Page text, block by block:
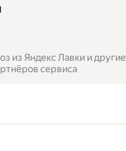
из Яндекс Лавки и другие
сервиса